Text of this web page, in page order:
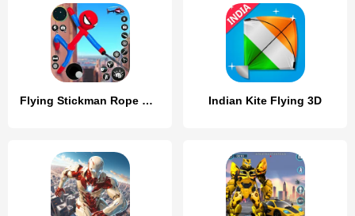
Flying Stickman Rope Hero Game Indian Kite Flying 3D